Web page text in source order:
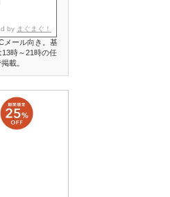
by まぐまぐ！
メール向き。基
時～21時の任
載。